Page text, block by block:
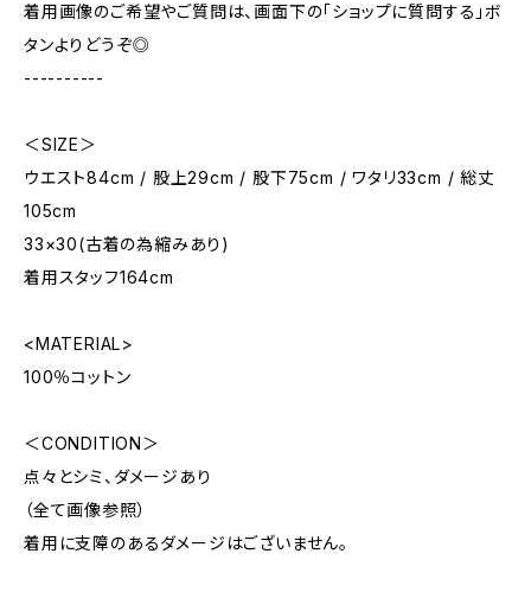
着用画像のご希望やご質問は、画面下の「ショップに質問する」ボ
タンよりどうぞ◎
----------
＜SIZE＞
ウエスト84cm / 股上29cm / 股下75cm / ワタリ33cm / 総丈
105cm
33×30(古着の為縮みあり)
着用スタッフ164cm
<MATERIAL>
100％コットン
＜CONDITION＞
点々とシミ、ダメージあり
（全て画像参照）
着用に支障のあるダメージはございません。